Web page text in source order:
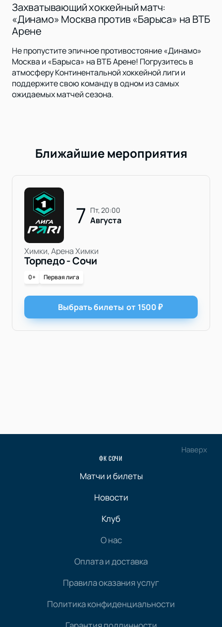
Захватывающий хоккейный матч:
«Динамо» Москва против «Барыса» на ВТБ
Арене
Не пропустите эпичное противостояние «Динамо»
Москва и «Барыса» на ВТБ Арене! Погрузитесь в
атмосферу Континентальной хоккейной лиги и
поддержите свою команду в одном из самых
ожидаемых матчей сезона.
Ближайшие мероприятия
7 пт, 20:00
Августа
Химки, Арена Химки
Торпедо - Сочи
0+ Первая лига
Выбрать билеты от 1500₽
Наверх
ФК СОЧИ
Матчи и билеты
Новости
Клуб
О нас
Оплата и доставка
Правила оказания услуг
Политика конфиденциальности